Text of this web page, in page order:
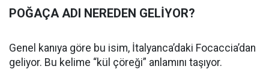
POĞAÇA ADI NEREDEN GELİYOR?
Genel kanıya göre bu isim, İtalyanca’daki Focaccia’dan
geliyor. Bu kelime “kül çöreği” anlamını taşıyor.